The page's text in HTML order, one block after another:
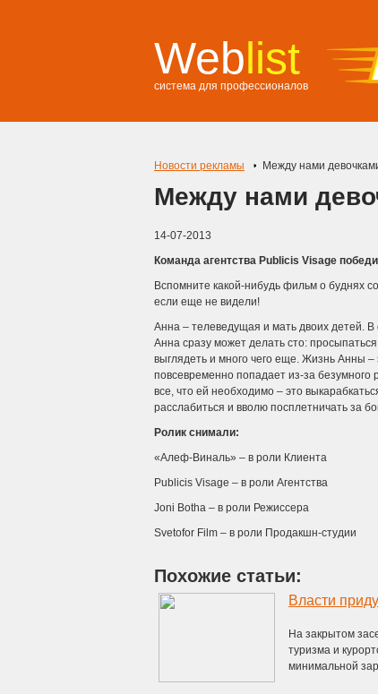
Weblist
система для профессионалов
Новости рекламы Между нами
Между нами
14-07-2013
Команда агентства Publicis Visage
Вспомните какой-нибудь фильм о буднях
если еще не видели!
Анна – телеведущая и мать двоих детей.
Анна сразу может делать сто:
выглядеть и много чего еще. Жизнь Анны –
повсевременно попадает из-за
все, что ей необходимо – это
расслабиться и вволю посплетничать за
Ролик снимали:
«Алеф-Виналь» – в роли Клиента
Publicis Visage – в роли Агентства
Joni Botha – в роли Режиссера
Svetofor Film – в роли Продакшн-студии
Похожие статьи:
На закрытом
туризма и
минимальной